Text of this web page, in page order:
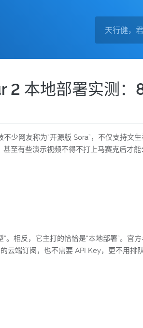
本地部署实测：
网友称为“开源版 Sora”，不仅支持文生
至有些演示视频不得不打上马赛克后才
相反，它主打的恰恰是“本地部署”。官
端订阅，也不需要 API Key，更不用排